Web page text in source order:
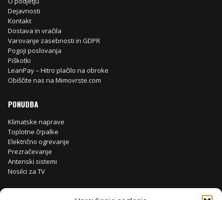
Dejavnosti
Kontakt
Dostava in vračila
Varovanje zasebnosti in GDPR
Pogoji poslovanja
Piškotki
LeanPay – Hitro plačilo na obroke
Obiščite nas na Mimovrste.com
PONUDBA
Klimatske naprave
Toplotne črpalke
Električno ogrevanje
Prezračevanje
Antenski sistemi
Nosilci za TV